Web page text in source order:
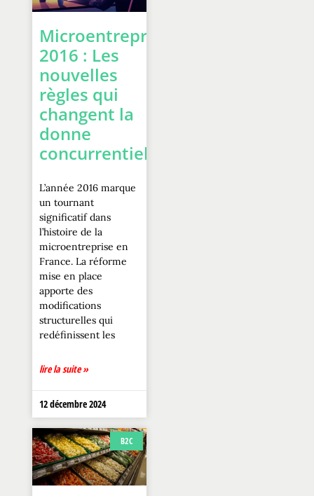
Microentreprise
2016 : Les
nouvelles
règles qui
changent la
donne
concurrentielle
L’année 2016 marque
un tournant
significatif dans
l’histoire de la
microentreprise en
France. La réforme
mise en place
apporte des
modifications
structurelles qui
redéfinissent les
lire la suite »
12 décembre 2024
B2C